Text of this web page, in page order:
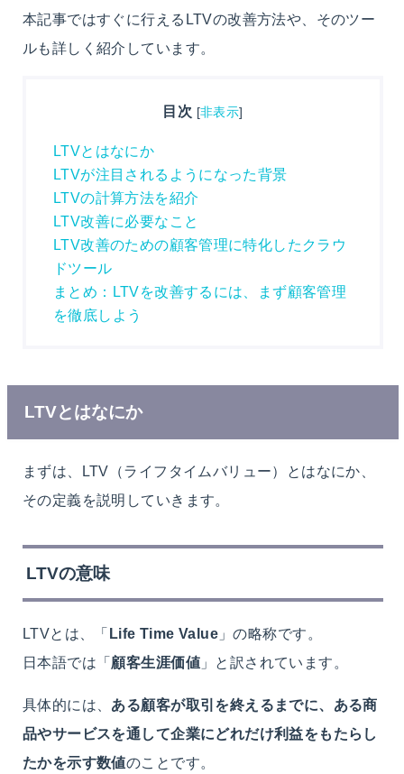
本記事ではすぐに行えるLTVの改善方法や、そのツー
ルも詳しく紹介しています。
目次 [非表示]
LTVとはなにか
LTVが注目されるようになった背景
LTVの計算方法を紹介
LTV改善に必要なこと
LTV改善のための顧客管理に特化したクラウ
ドツール
まとめ：LTVを改善するには、まず顧客管理
を徹底しよう
LTVとはなにか
まずは、LTV（ライフタイムバリュー）とはなにか、
その定義を説明していきます。
LTVの意味
LTVとは、「Life Time Value 」の略称です。
日本語では「顧客生涯価値」と訳されています。
具体的には、 ある顧客が取引を終えるまでに、ある商
品やサービスを通して企業にどれだけ利益をもたらし
たかを示す数値のことです。